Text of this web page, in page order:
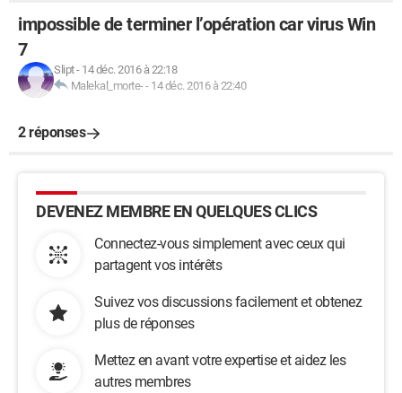
impossible de terminer l’opération car virus Win
7
Slipt- 14 déc. 2016 à 22:18
Malekal_morte-- 14 déc. 2016 à 22:40
2 réponses
DEVENEZ MEMBRE EN QUELQUES CLICS
Connectez-vous simplement avec ceux qui
partagent vos intérêts
Suivez vos discussions facilement et obtenez
plus de réponses
Mettez en avant votre expertise et aidez les
autres membres